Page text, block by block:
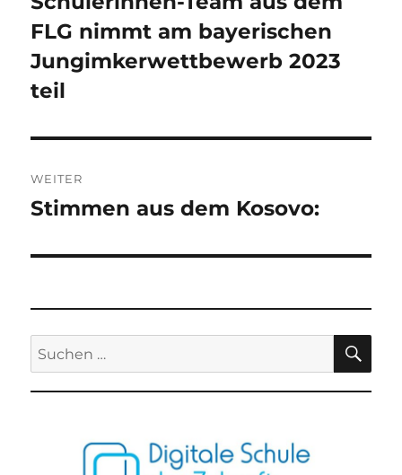
Beitrag:
FLG nimmt am bayerischen
Jungimkerwettbewerb 2023
teil
WEITER
Nächster
Stimmen aus dem Kosovo:
Suchen
nach: